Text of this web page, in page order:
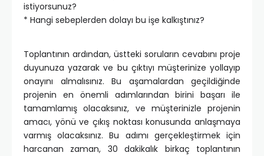
istiyorsunuz?
* Hangi sebeplerden dolayı bu işe kalkıştınız?
Toplantının ardından, üstteki soruların cevabını proje
duyunuza yazarak ve bu çıktıyı müşterinize yollayıp
onayını almalısınız. Bu aşamalardan geçildiğinde
projenin en önemli adımlarından birini başarı ile
tamamlamış olacaksınız, ve müşterinizle projenin
amacı, yönü ve çıkış noktası konusunda anlaşmaya
varmış olacaksınız. Bu adımı gerçekleştirmek için
harcanan zaman, 30 dakikalık birkaç toplantının